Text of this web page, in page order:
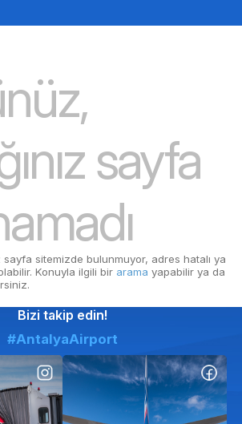
sayfa
sayfa sitemizde bulunmuyor, adres hatalı ya
Konuyla ilgili bir arama yapabilir ya da
Bizi takip edin!
#AntalyaAirport